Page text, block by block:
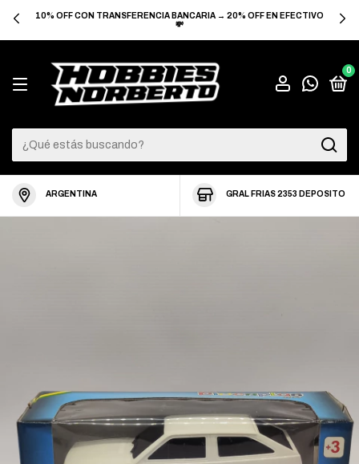
10% OFF CON TRANSFERENCIA BANCARIA → 20% OFF EN EFECTIVO
💸
0
ARGENTINA GRAL FRIAS 2353 DEPOSITO